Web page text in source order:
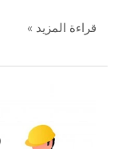
قراءة المزيد »